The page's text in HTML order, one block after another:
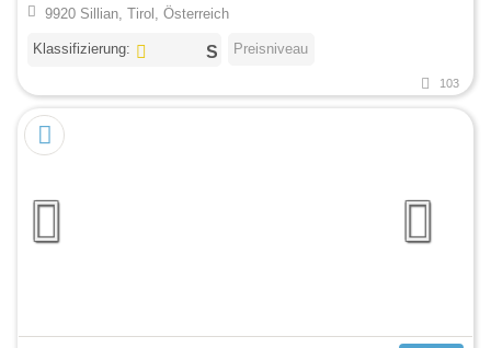
9920 Sillian, Tirol, Österreich
Klassifizierung: Preisniveau
103